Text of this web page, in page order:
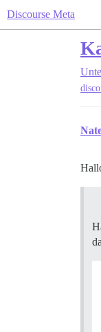
Discourse Meta